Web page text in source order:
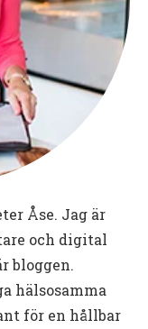
Åse. Jag är
och digital
bloggen.
hälsosamma
för en hållbar